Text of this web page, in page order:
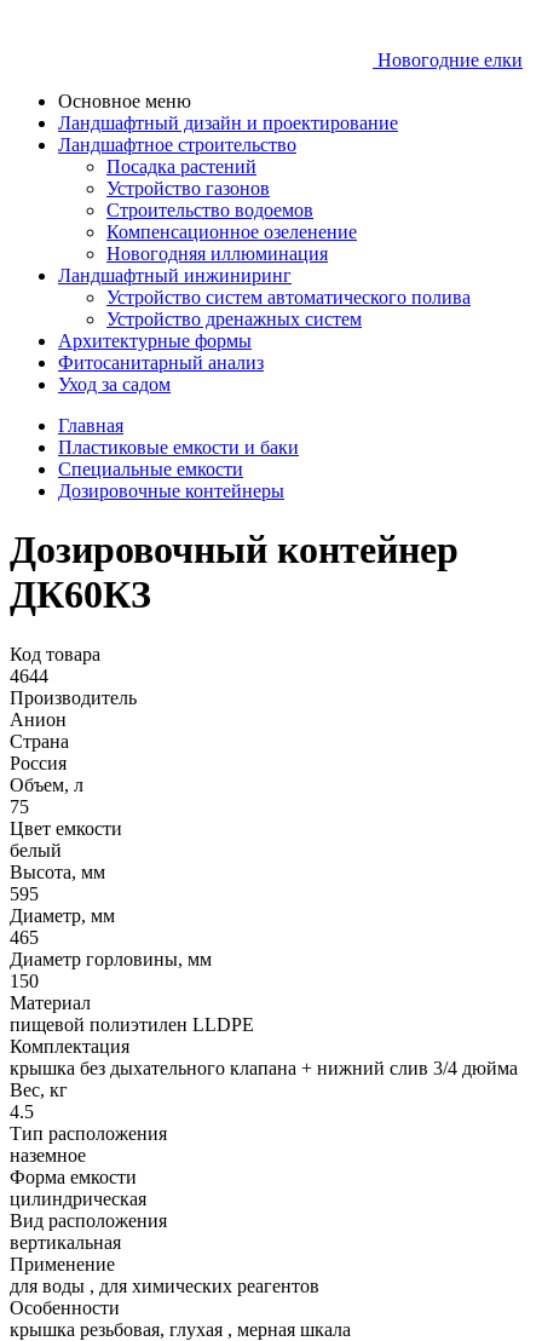
Новогодние елки
Основное меню
Ландшафтный дизайн и проектирование
Ландшафтное строительство
Посадка растений
Устройство газонов
Строительство водоемов
Компенсационное озеленение
Новогодняя иллюминация
Ландшафтный инжиниринг
Устройство систем автоматического полива
Устройство дренажных систем
Aрхитектурные формы
Фитосанитарный анализ
Уход за садом
Главная
Пластиковые емкости и баки
Специальные емкости
Дозировочные контейнеры
Дозировочный контейнер
ДК60КЗ
Код товара
4644
Производитель
Анион
Страна
Россия
Объем, л
75
Цвет емкости
белый
Высота, мм
595
Диаметр, мм
465
Диаметр горловины, мм
150
Материал
пищевой полиэтилен LLDPE
Комплектация
крышка без дыхательного клапана + нижний слив 3/4 дюйма
Вес, кг
4.5
Тип расположения
наземное
Форма емкости
цилиндрическая
Вид расположения
вертикальная
Применение
для воды , для химических реагентов
Особенности
крышка резьбовая, глухая , мерная шкала